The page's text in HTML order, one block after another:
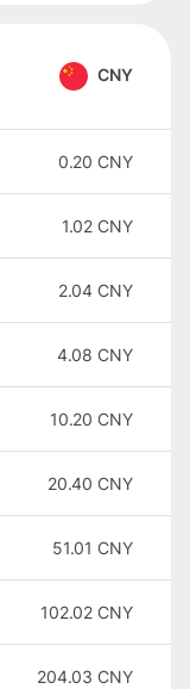
CNY
0.20 CNY
1.02 CNY
2.04 CNY
4.08 CNY
10.20 CNY
20.40 CNY
51.01 CNY
102.02 CNY
204.03 CNY